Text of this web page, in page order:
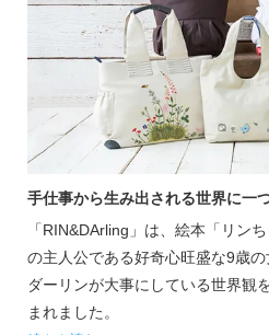
手仕事から生み出される世界に一
「RIN&DArling」は、絵本「リン
の主人公である好奇心旺盛な9歳
ダーリンが大事にしている世界観
まれました。